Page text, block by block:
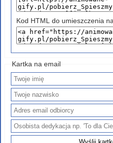
Kod HTML do umieszczenia
Kartka na email